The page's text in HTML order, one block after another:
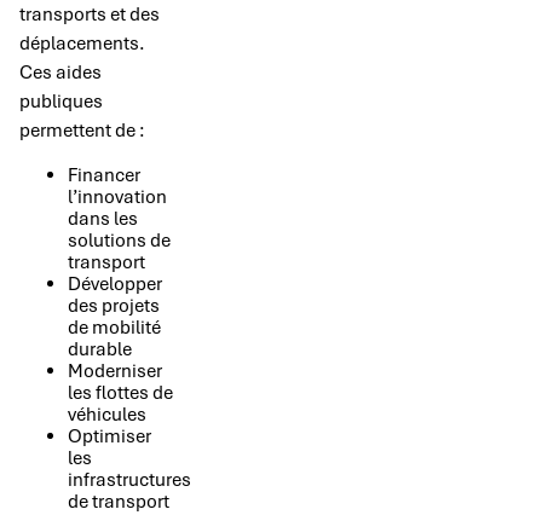
transports et des
déplacements.
Ces aides
publiques
permettent de :
Financer
l’innovation
dans les
solutions de
transport
Développer
des projets
de mobilité
durable
Moderniser
les flottes de
véhicules
Optimiser
les
infrastructures
de transport